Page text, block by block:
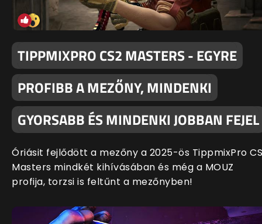
TIPPMIXPRO CS2 MASTERS - EGYRE
PROFIBB A MEZŐNY, MINDENKI
GYORSABB ÉS MINDENKI JOBBAN FEJEL
Óriásit fejlődött a mezőny a 2025-ös TippmixPro
Masters mindkét kihívásában és még a MOUZ
profija, torzsi is feltűnt a mezőnyben!